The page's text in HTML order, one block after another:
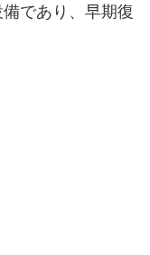
であり、早期復